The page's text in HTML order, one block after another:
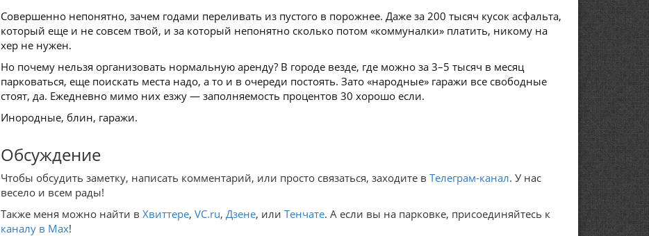
Совершенно непонятно, зачем годами переливать из пустого в порожнее. Даже за 200 тысяч кусок асфальта,
который еще и не совсем твой, и за который непонятно сколько потом «коммуналки» платить, никому на
хер не нужен.
Но почему нельзя организовать нормальную аренду? В городе везде, где можно за 3–5 тысяч в месяц
парковаться, еще поискать места надо, а то и в очереди постоять. Зато «народные» гаражи все свободные
стоят, да. Ежедневно мимо них езжу — заполняемость процентов 30 хорошо если.
Инородные, блин, гаражи.
Обсуждение
Чтобы обсудить заметку, написать комментарий, или просто связаться, заходите в Телеграм-канал. У нас
весело и всем рады!
Также меня можно найти в Хвиттере, VC.ru, Дзене, или Тенчате. А если вы на парковке, присоединяйтесь к
каналу в Max!